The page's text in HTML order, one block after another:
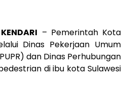
KENDARI – Pemerintah Kota
Dinas Pekerjaan Umum
dan Dinas Perhubungan
di ibu kota Sulawesi